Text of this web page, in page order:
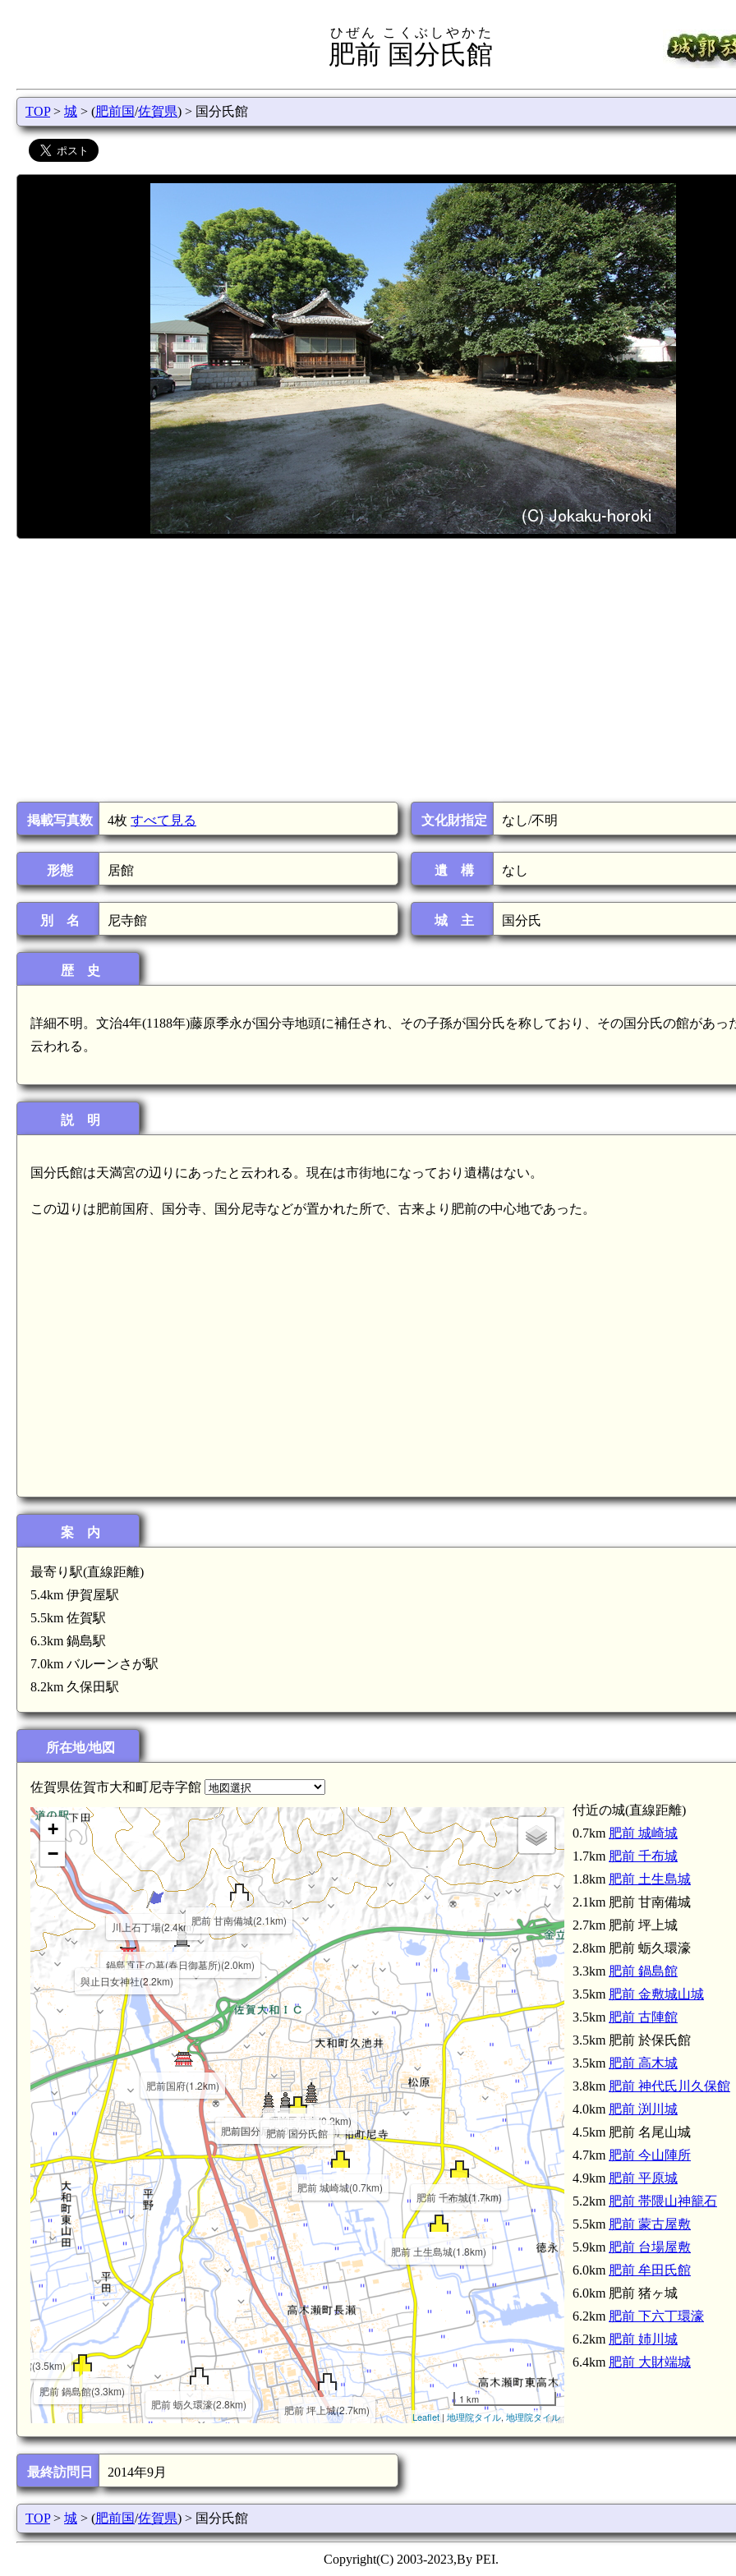
肥前 国分氏館
ひぜん こくぶしやかた
TOP> 城 > (肥前国/佐賀県) > 国分氏館
掲載写真数 4枚 すべて見る
形態 居館
別 名 尼寺館
文化財指定 なし/不明
遺 構 なし
城 主 国分氏
歴 史
詳細不明。文治4年(1188年)藤原季永が国分寺地頭に補任され、その子孫が国分氏を称しており、その国分氏の館があっ
云われる。
説 明
国分氏館は天満宮の辺りにあったと云われる。現在は市街地になっており遺構はない。
この辺りは肥前国府、国分寺、国分尼寺などが置かれた所で、古来より肥前の中心地であった。
案 内
最寄り駅(直線距離)
5.4km 伊賀屋駅
5.5km 佐賀駅
6.3km 鍋島駅
7.0km バルーンさが駅
8.2km 久保田駅
所在地/地図
佐賀県佐賀市大和町尼寺字館
成富兵庫頭茂安碑(0.1km)
肥前国分寺(0.2km)
肥前国分尼寺(0.3km)
肥前国府(1.2km)
鍋島直正の墓(春日御墓所)(2.0km)
與止日女神社(2.2km)
川上石丁場(2.4km)
肥前 国分氏館
肥前 城崎城(0.7km)
肥前 千布城(1.7km)
肥前 土生島城(1.8km)
肥前 甘南備城(2.1km)
肥前 坪上城(2.7km)
肥前 蛎久環濠(2.8km)
肥前 鍋島館(3.3km)
肥前 金敷城山城(3.5km)
肥前 古陣館(3.5km)
氏館(3.5km)
肥前 高木城(3.5km)
肥前 神代氏川久保館(3.8km)
肥前 渕川城(4.0km)
肥前 平原城
+
−
1 km
Leaflet | 地理院タイル, 地理院タイル
付近の城(直線距離)
0.7km 肥前 城崎城
1.7km 肥前 千布城
1.8km 肥前 土生島城
2.1km 肥前 甘南備城
2.7km 肥前 坪上城
2.8km 肥前 蛎久環濠
3.3km 肥前 鍋島館
3.5km 肥前 金敷城山城
3.5km 肥前 古陣館
3.5km 肥前 於保氏館
3.5km 肥前 高木城
3.8km 肥前 神代氏川久保館
4.0km 肥前 渕川城
4.5km 肥前 名尾山城
4.7km 肥前 今山陣所
4.9km 肥前 平原城
5.2km 肥前 帯隈山神籠石
5.5km 肥前 蒙古屋敷
5.9km 肥前 台場屋敷
6.0km 肥前 牟田氏館
6.0km 肥前 猪ヶ城
6.2km 肥前 下六丁環濠
6.2km 肥前 姉川城
6.4km 肥前 大財端城
最終訪問日 2014年9月
TOP> 城 > (肥前国/佐賀県) > 国分氏館
Copyright(C) 2003-2023,By PEI.